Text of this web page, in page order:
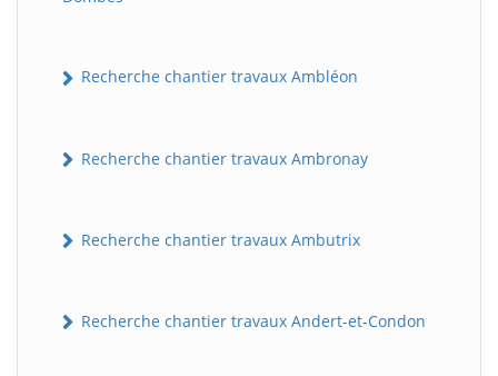
Recherche chantier travaux Ambléon
Recherche chantier travaux Ambronay
Recherche chantier travaux Ambutrix
Recherche chantier travaux Andert-et-Condon